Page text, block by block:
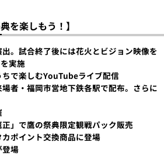
典を楽しもう！】
。試合終了後には花火とビジョン映像を
実施
で楽しむYouTubeライブ配信
者・福岡市営地下鉄各駅で配布。さらに
」で鷹の祭典限定観戦パック販売
ポイント交換商品に登場
場